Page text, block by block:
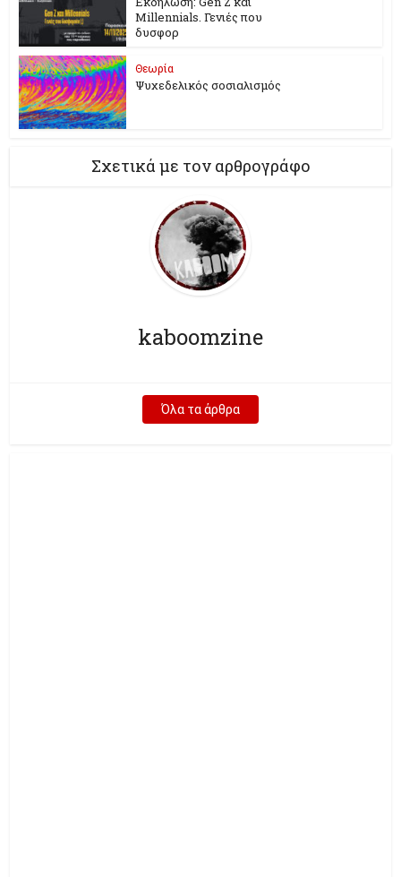
Millennials. Γενιές που
δυσφορ
Θεωρία
Ψυχεδελικός σοσιαλισμός
Σχετικά με τον αρθρογράφο
kaboomzine
Όλα τα άρθρα